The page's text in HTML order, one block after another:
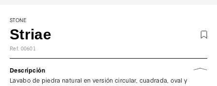
STONE
Striae
Ref. 00601
Descripción
Lavabo de piedra natural en versión circular, cuadrada, oval y